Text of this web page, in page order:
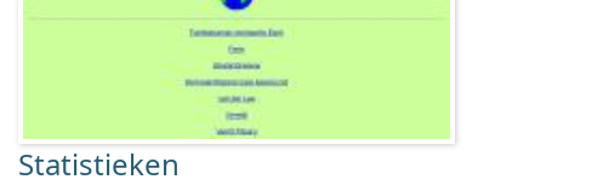
Statistieken